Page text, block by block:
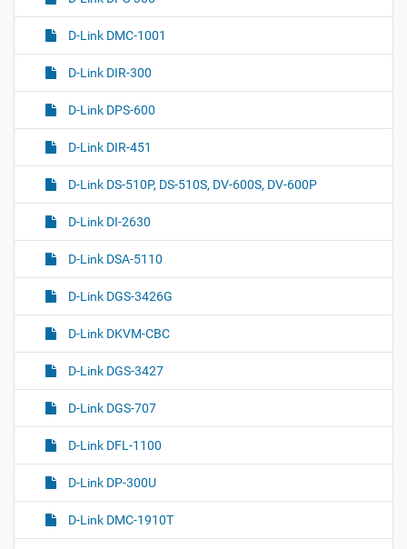
D-Link DMC-1001
D-Link DIR-300
D-Link DPS-600
D-Link DIR-451
D-Link DS-510P, DS-510S, DV-600S, DV-600P
D-Link DI-2630
D-Link DSA-5110
D-Link DGS-3426G
D-Link DKVM-CBC
D-Link DGS-3427
D-Link DGS-707
D-Link DFL-1100
D-Link DP-300U
D-Link DMC-1910T